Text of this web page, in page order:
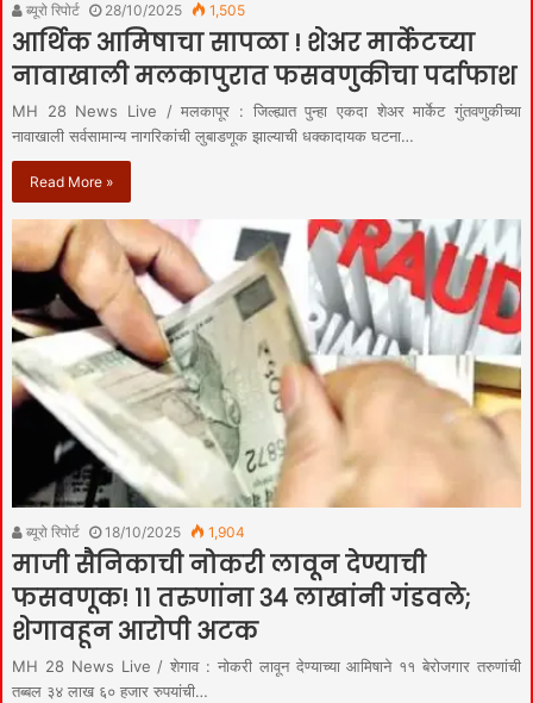
ब्यूरो रिपोर्ट 28/10/2025 1,505
आर्थिक आमिषाचा सापळा ! शेअर मार्केटच्या
नावाखाली मलकापुरात फसवणुकीचा पर्दाफाश
MH 28 News Live / मलकापूर : जिल्ह्यात पुन्हा एकदा शेअर मार्केट गुंतवणुकीच्या
नावाखाली सर्वसामान्य नागरिकांची लुबाडणूक झाल्याची धक्कादायक घटना…
Read More »
ब्यूरो रिपोर्ट 18/10/2025 1,904
माजी सैनिकाची नोकरी लावून देण्याची
फसवणूक! ११ तरुणांना ३४ लाखांनी गंडवले;
शेगावहून आरोपी अटक
MH 28 News Live / शेगाव : नोकरी लावून देण्याच्या आमिषाने ११ बेरोजगार तरुणांची
तब्बल ३४ लाख ६० हजार रुपयांची…